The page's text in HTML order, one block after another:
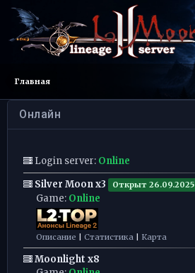
Главная
Онлайн
Login server: Online
Silver Moon x3
Открыт 26.09.2025
Game: Online
Описание Статистика Карта
Moonlight x8